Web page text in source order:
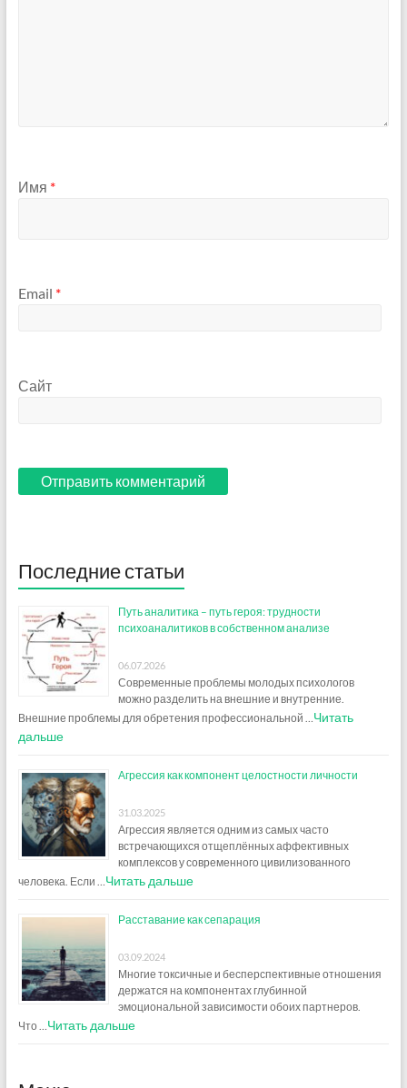
Имя *
Email *
Сайт
Последние статьи
Путь аналитика – путь героя: трудности
психоаналитиков в собственном анализе
06.07.2026
Современные проблемы молодых психологов
можно разделить на внешние и внутренние.
Внешние проблемы для обретения профессиональной …Читать
дальше
Агрессия как компонент целостности личности
31.03.2025
Агрессия является одним из самых часто
встречающихся отщеплённых аффективных
комплексов у современного цивилизованного
человека. Если …Читать дальше
Расставание как сепарация
03.09.2024
Многие токсичные и бесперспективные отношения
держатся на компонентах глубинной
эмоциональной зависимости обоих партнеров.
Что …Читать дальше